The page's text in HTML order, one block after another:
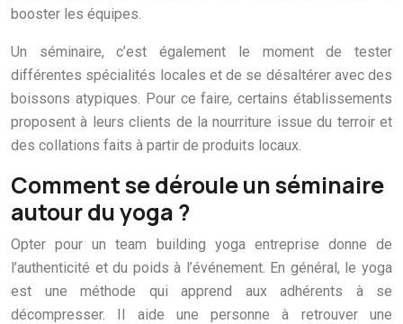
booster les équipes.
Un séminaire, c’est également le moment de tester
différentes spécialités locales et de se désaltérer avec des
boissons atypiques. Pour ce faire, certains établissements
proposent à leurs clients de la nourriture issue du terroir et
des collations faits à partir de produits locaux.
Comment se déroule un séminaire
autour du yoga ?
Opter pour un team building yoga entreprise donne de
l’authenticité et du poids à l’événement. En général, le yoga
est une méthode qui apprend aux adhérents à se
décompresser. Il aide une personne à retrouver une